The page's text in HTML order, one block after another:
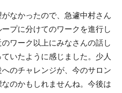
なかったので、急遽中村さん
プに分けてのワークを進行し
ワーク以上にみなさんの話し
いたように感じました。少人
のチャレンジが、今のサロン
のかもしれませんね。今後は